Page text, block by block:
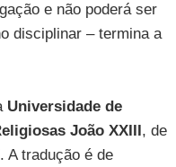
e não poderá ser
disciplinar – termina a
Universidade de
João XXIII, de
A tradução é de